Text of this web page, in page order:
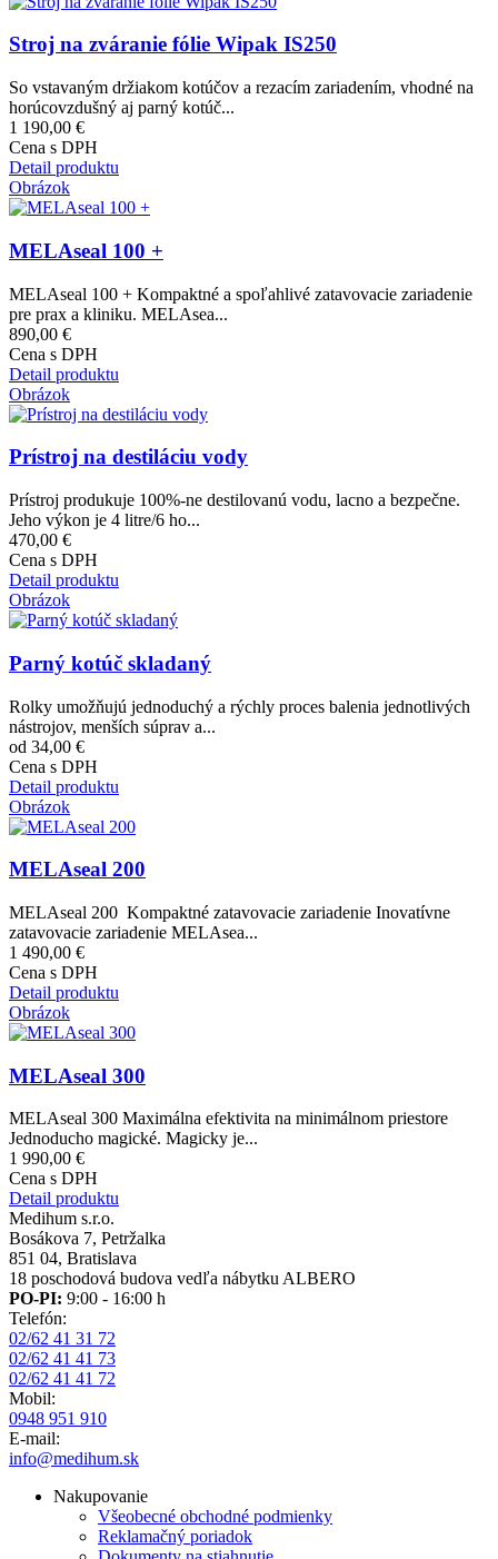
Stroj na zváranie fólie Wipak IS250
So vstavaným držiakom kotúčov a rezacím zariadením, vhodné na
horúcovzdušný aj parný kotúč...
1 190,00 €
Cena s DPH
Detail produktu
Obrázok
MELAseal 100 +
MELAseal 100 + Kompaktné a spoľahlivé zatavovacie zariadenie
pre prax a kliniku. MELAsea...
890,00 €
Cena s DPH
Detail produktu
Obrázok
Prístroj na destiláciu vody
Prístroj produkuje 100%-ne destilovanú vodu, lacno a bezpečne.
Jeho výkon je 4 litre/6 ho...
470,00 €
Cena s DPH
Detail produktu
Obrázok
Parný kotúč skladaný
Rolky umožňujú jednoduchý a rýchly proces balenia jednotlivých
nástrojov, menších súprav a...
od 34,00 €
Cena s DPH
Detail produktu
Obrázok
MELAseal 200
MELAseal 200 Kompaktné zatavovacie zariadenie Inovatívne
zatavovacie zariadenie MELAsea...
1 490,00 €
Cena s DPH
Detail produktu
Obrázok
MELAseal 300
MELAseal 300 Maximálna efektivita na minimálnom priestore
Jednoducho magické. Magicky je...
1 990,00 €
Cena s DPH
Detail produktu
Medihum s.r.o.
Bosákova 7, Petržalka
851 04, Bratislava
18 poschodová budova vedľa nábytku ALBERO
PO-PI: 9:00 - 16:00 h
Telefón:
02/62 41 31 72
02/62 41 41 73
02/62 41 41 72
Mobil:
0948 951 910
E-mail:
info@medihum.sk
Nakupovanie
Všeobecné obchodné podmienky
Reklamačný poriadok